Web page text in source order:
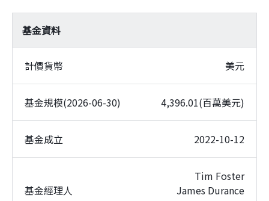
基金資料
計價貨幣 美元
基金規模(2026-06-30) 4,396.01(百萬美元)
基金成立 2022-10-12
基金經理人
Tim Foster
James Durance